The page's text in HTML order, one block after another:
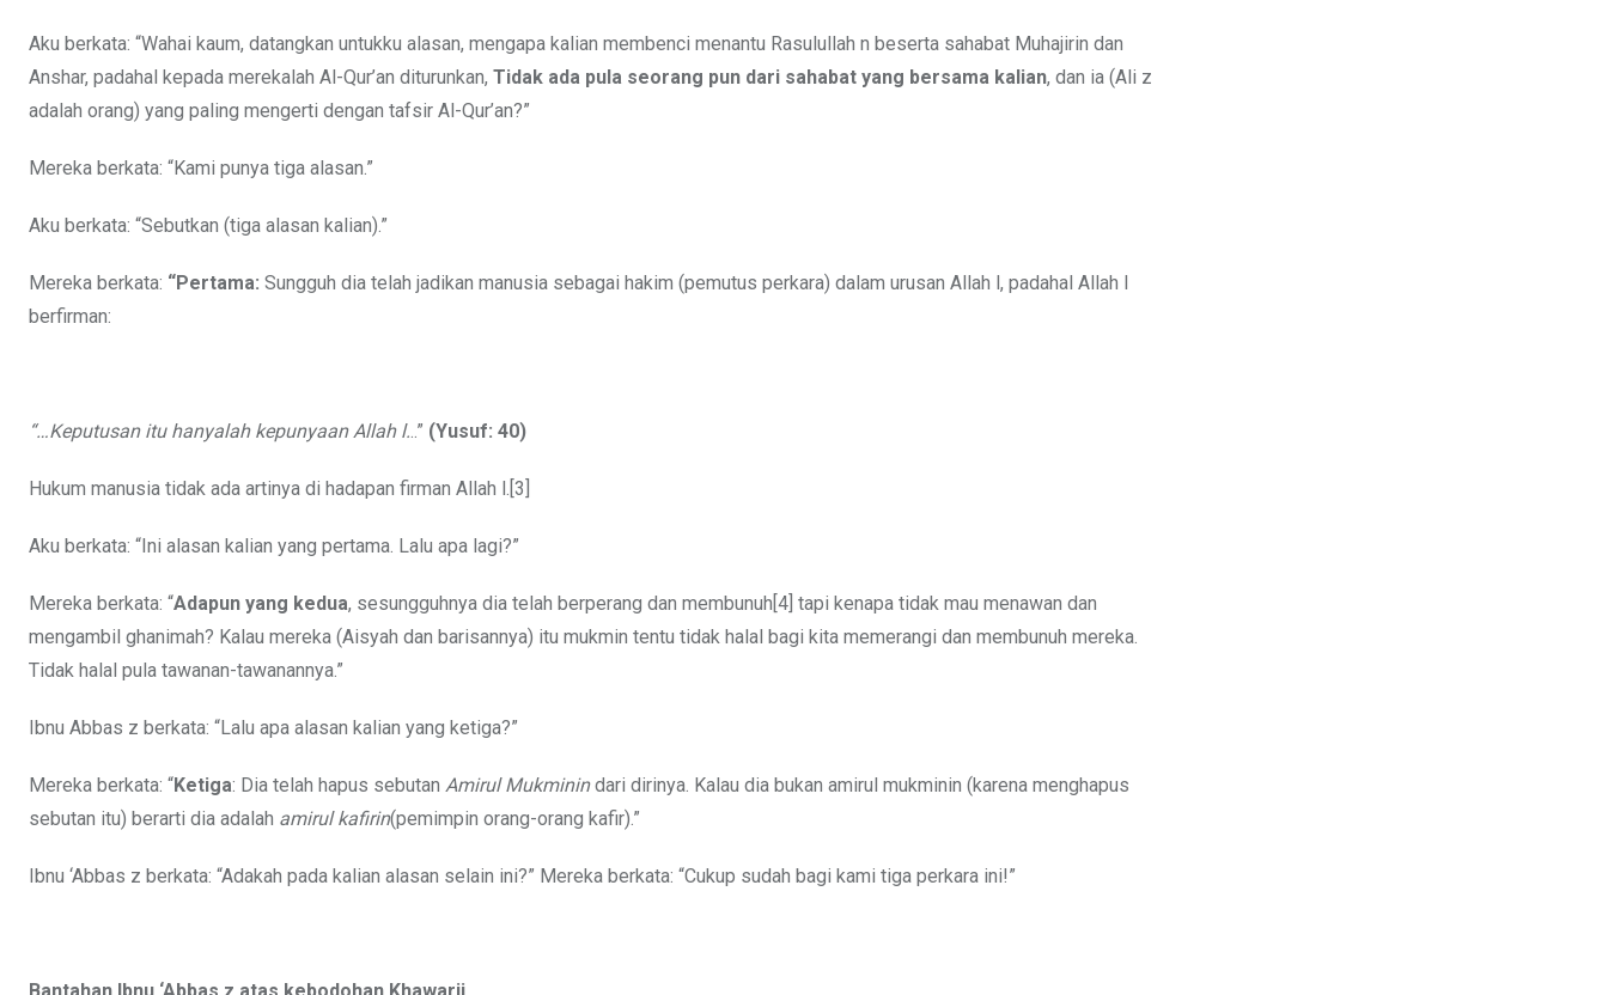
Aku berkata: “Wahai kaum, datangkan untukku alasan, mengapa kalian membenci menantu Rasulullah n beserta sahabat Muhajirin dan
Anshar, padahal kepada merekalah Al-Qur’an diturunkan, Tidak ada pula seorang pun dari sahabat yang bersama kalian, dan ia (Ali z
adalah orang) yang paling mengerti dengan tafsir Al-Qur’an?”
Mereka berkata: “Kami punya tiga alasan.”
Aku berkata: “Sebutkan (tiga alasan kalian).”
Mereka berkata: “Pertama: Sungguh dia telah jadikan manusia sebagai hakim (pemutus perkara) dalam urusan Allah l, padahal Allah l
berfirman:
“…Keputusan itu hanyalah kepunyaan Allah l...” (Yusuf: 40)
Hukum manusia tidak ada artinya di hadapan firman Allah l.[3]
Aku berkata: “Ini alasan kalian yang pertama. Lalu apa lagi?”
Mereka berkata: “Adapun yang kedua, sesungguhnya dia telah berperang dan membunuh[4] tapi kenapa tidak mau menawan dan
mengambil ghanimah? Kalau mereka (Aisyah dan barisannya) itu mukmin tentu tidak halal bagi kita memerangi dan membunuh mereka.
Tidak halal pula tawanan-tawanannya.”
Ibnu Abbas z berkata: “Lalu apa alasan kalian yang ketiga?”
Mereka berkata: “Ketiga: Dia telah hapus sebutan Amirul Mukminindari dirinya. Kalau dia bukan amirul mukminin (karena menghapus
sebutan itu) berarti dia adalah amirul kafirin(pemimpin orang-orang kafir).”
Ibnu ‘Abbas z berkata: “Adakah pada kalian alasan selain ini?” Mereka berkata: “Cukup sudah bagi kami tiga perkara ini!”